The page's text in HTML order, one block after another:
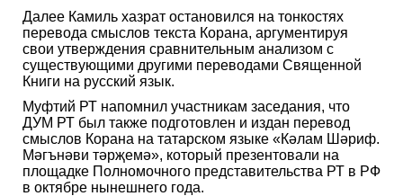
Далее Камиль хазрат остановился на тонкостях
перевода смыслов текста Корана, аргументируя
свои утверждения сравнительным анализом с
существующими другими переводами Священной
Книги на русский язык.
Муфтий РТ напомнил участникам заседания, что
ДУМ РТ был также подготовлен и издан перевод
смыслов Корана на татарском языке «Кәлам Шәриф.
Мәгънәви тәрҗемә», который презентовали на
площадке Полномочного представительства РТ в РФ
в октябре нынешнего года.